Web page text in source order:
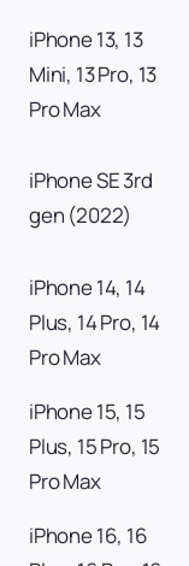
iPhone 13, 13
Mini, 13 Pro, 13
Pro Max
iPhone SE 3rd
gen (2022)
iPhone 14, 14
Plus, 14 Pro, 14
Pro Max
iPhone 15, 15
Plus, 15 Pro, 15
Pro Max
iPhone 16, 16